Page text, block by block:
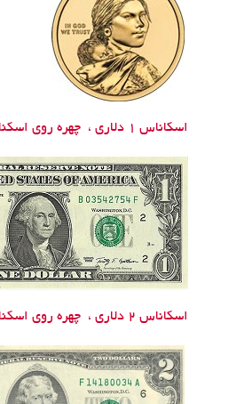
اسکاناس 1 دلاری ، چهره روی
اسکاناس 2 دلاری ، چهره روی